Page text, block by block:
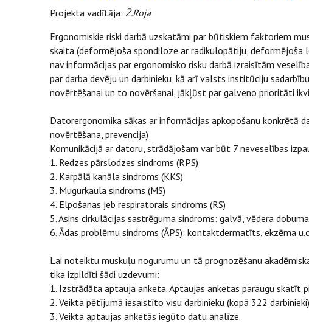
Projekta vadītāja: Ž.Roja
Ergonomiskie riski darbā uzskatāmi par būtiskiem faktoriem
skaita (deformējoša spondiloze ar radikulopātiju, deformējoša
nav informācijas par ergonomisko risku darbā izraisītām
par darba devēju un darbinieku, kā arī valsts institūciju
novērtēšanai un to novēršanai, jākļūst par galveno prioritāti
Datorergonomika sākas ar informācijas apkopošanu konkrētā
novērtēšana, prevencija)
Komunikācijā ar datoru, strādājošam var būt 7 neveselības
1. Redzes pārslodzes sindroms (RPS)
2. Karpālā kanāla sindroms (KKS)
3. Mugurkaula sindroms (MS)
4. Elpošanas jeb respiratorais sindroms (RS)
5. Asins cirkulācijas sastrēguma sindroms: galvā, vēdera
6. Ādas problēmu sindroms (ĀPS): kontaktdermatīts, ekzēma
Lai noteiktu muskuļu nogurumu un tā prognozēšanu
tika izpildīti šādi uzdevumi:
1. Izstrādāta aptauja anketa. Aptaujas anketas paraugu skatīt
2. Veikta pētījumā iesaistīto visu darbinieku (kopā 322
3. Veikta aptaujas anketās iegūto datu analīze.